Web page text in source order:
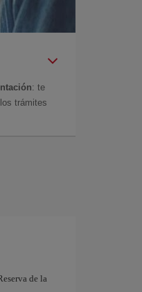
: te
trámites
de la